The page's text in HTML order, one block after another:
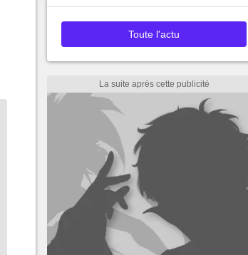
Toute l'actu